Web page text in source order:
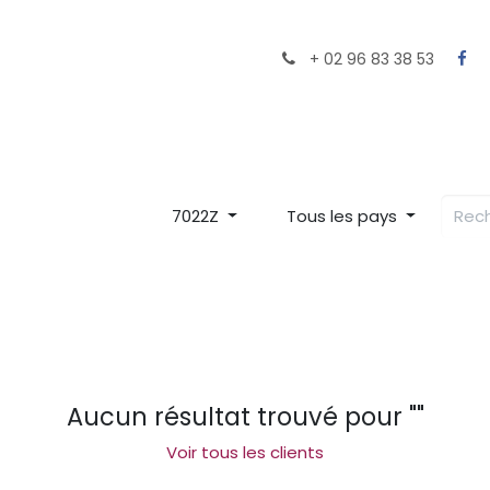
Le Chef Le Restaurant
+ 02 96 83 38 53
7022Z Tous les pays
Aucun résultat trouvé pour ""
Voir tous les clients